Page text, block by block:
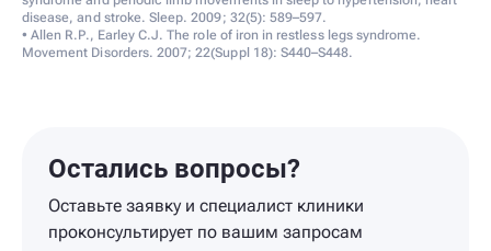
disease, and stroke. Sleep. 2009; 32(5): 589–597.
• Allen R.P., Earley C.J. The role of iron in restless legs syndrome.
Movement Disorders. 2007; 22(Suppl 18): S440–S448.
Остались вопросы?
Оставьте заявку и специалист клиники
проконсультирует по вашим запросам